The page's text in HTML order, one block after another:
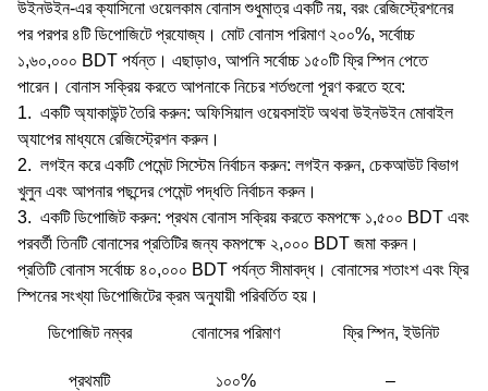
উইনউইন-এর ক্যাসিনো ওয়েলকাম বোনাস শুধুমাত্র একটি নয়, বরং রেজিস্ট্রেশনের
পর পরপর ৪টি ডিপোজিটে প্রযোজ্য। মোট বোনাস পরিমাণ ২০০%, সর্বোচ্চ
১,৬০,০০০ BDT পর্যন্ত। এছাড়াও, আপনি সর্বোচ্চ ১৫০টি ফ্রি স্পিন পেতে
পারেন। বোনাস সক্রিয় করতে আপনাকে নিচের শর্তগুলো পূরণ করতে হবে:
একটি অ্যাকাউন্ট তৈরি করুন: অফিসিয়াল ওয়েবসাইট অথবা উইনউইন মোবাইল
অ্যাপের মাধ্যমে রেজিস্ট্রেশন করুন।
লগইন করে একটি পেমেন্ট সিস্টেম নির্বাচন করুন: লগইন করুন, চেকআউট বিভাগ
খুলুন এবং আপনার পছন্দের পেমেন্ট পদ্ধতি নির্বাচন করুন।
একটি ডিপোজিট করুন: প্রথম বোনাস সক্রিয় করতে কমপক্ষে ১,৫০০ BDT এবং
পরবর্তী তিনটি বোনাসের প্রতিটির জন্য কমপক্ষে ২,০০০ BDT জমা করুন।
প্রতিটি বোনাস সর্বোচ্চ ৪০,০০০ BDT পর্যন্ত সীমাবদ্ধ। বোনাসের শতাংশ এবং ফ্রি
স্পিনের সংখ্যা ডিপোজিটের ক্রম অনুযায়ী পরিবর্তিত হয়।
ডিপোজিট নম্বর
বোনাসের পরিমাণ ফ্রি স্পিন, ইউনিট
প্রথমটি ১০০% –